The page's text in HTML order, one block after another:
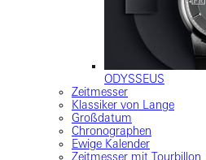
ODYSSEUS
Zeitmesser
Klassiker von Lange
Großdatum
Chronographen
Ewige Kalender
Zeitmesser mit Tourbillon